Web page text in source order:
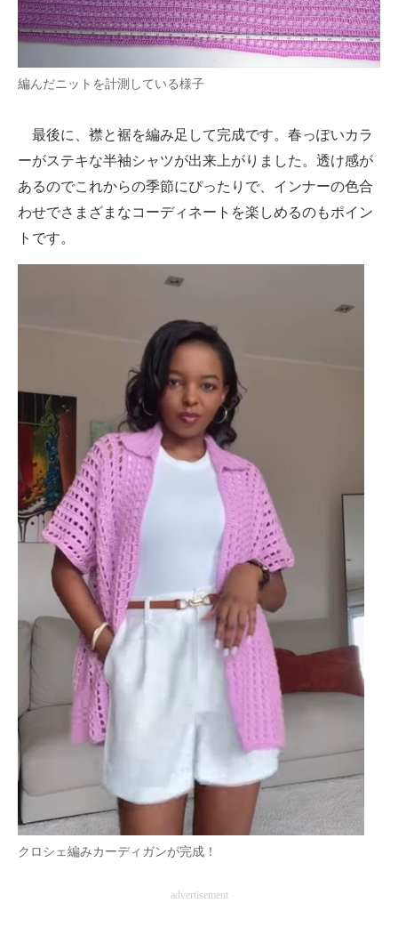
編んだニットを計測している様子
最後に、襟と裾を編み足して完成です。春っぽいカラ
ーがステキな半袖シャツが出来上がりました。透け感が
あるのでこれからの季節にぴったりで、インナーの色合
わせでさまざまなコーディネートを楽しめるのもポイン
トです。
クロシェ編みカーディガンが完成！
advertisement